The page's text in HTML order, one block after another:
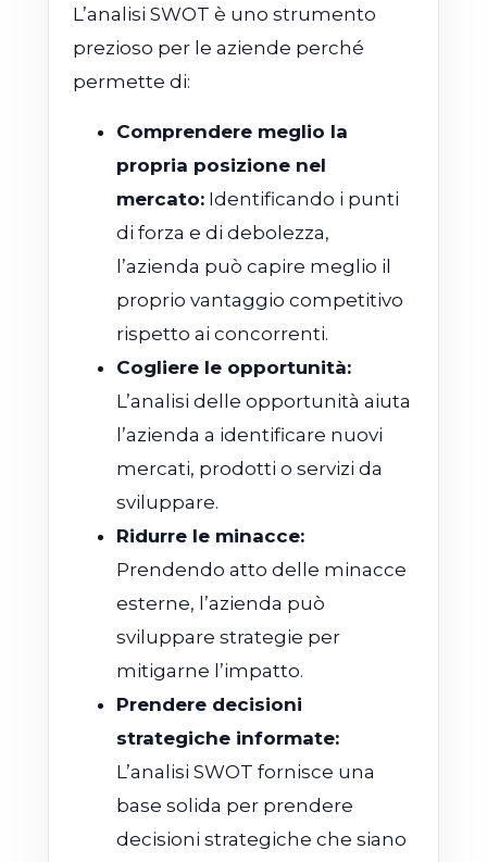
L’analisi SWOT è uno strumento
prezioso per le aziende perché
permette di:
Comprendere meglio la
propria posizione nel
mercato: Identificando i punti
di forza e di debolezza,
l’azienda può capire meglio il
proprio vantaggio competitivo
rispetto ai concorrenti.
Cogliere le opportunità:
L’analisi delle opportunità aiuta
l’azienda a identificare nuovi
mercati, prodotti o servizi da
sviluppare.
Ridurre le minacce:
Prendendo atto delle minacce
esterne, l’azienda può
sviluppare strategie per
mitigarne l’impatto.
Prendere decisioni
strategiche informate:
L’analisi SWOT fornisce una
base solida per prendere
decisioni strategiche che siano